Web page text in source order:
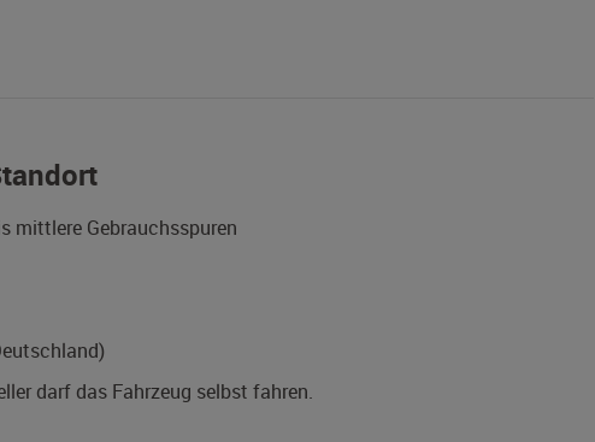
mittlere Gebrauchsspuren
darf das Fahrzeug selbst fahren.